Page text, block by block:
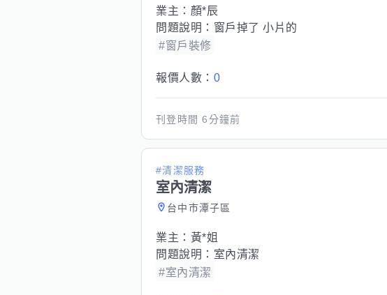
業主： 顏*辰
問題說明： 窗戶掉了 小片的
#窗戶裝修
報價人數： 0
刊登時間6分鐘前
#清潔服務
室內清潔
台中市潭子區
業主： 黃*姐
問題說明： 室內清潔
#室內清潔